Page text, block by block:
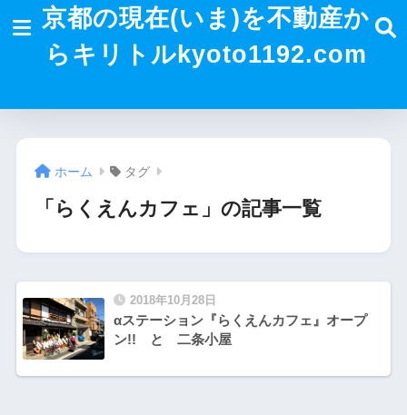
京都の現在(いま)を不動産か
らキリトルkyoto1192.com
ホーム タグ
「らくえんカフェ」の記事一覧
2018年10月28日
αステーション『らくえんカフェ』オープ
ン!! と 二条小屋